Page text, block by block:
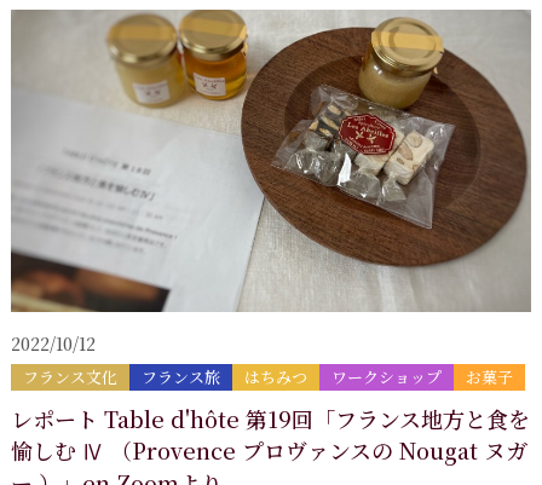
2022/10/12
フランス文化 フランス旅 はちみつ ワークショップ お菓子
レポート Table d'hôte 第19回「フランス地方と食を
愉しむ Ⅳ （Provence プロヴァンスの Nougat ヌガ